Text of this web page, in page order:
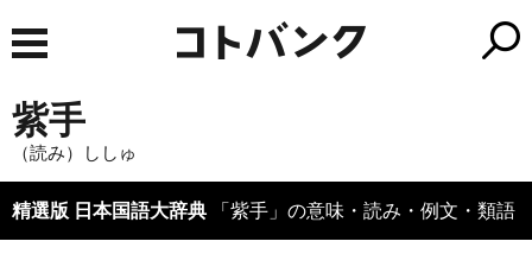
紫手
（読み）ししゅ
精選版 日本国語大辞典 「紫手」の意味・読み・例文・類語